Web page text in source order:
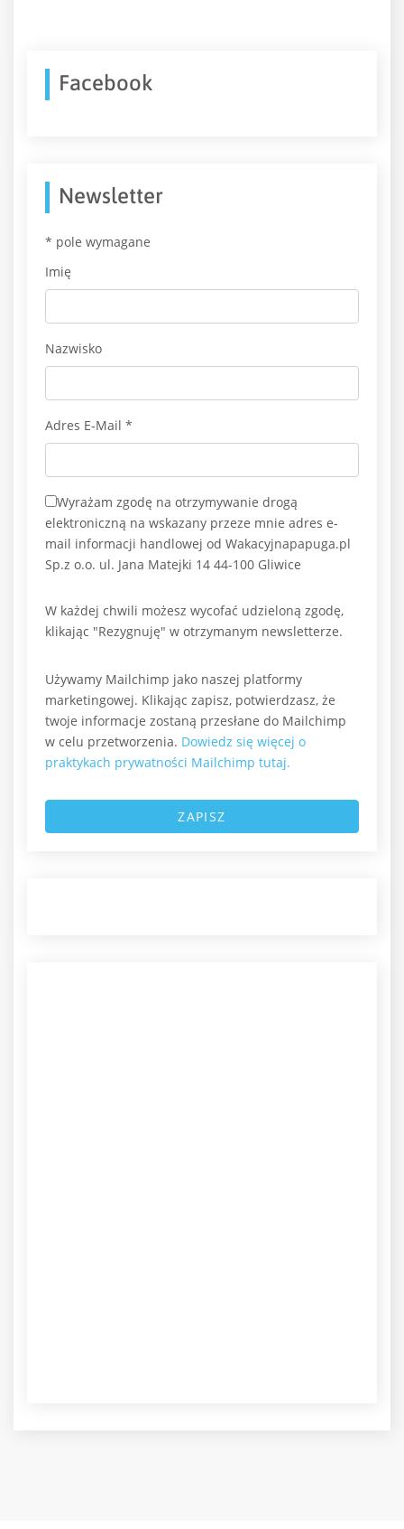
Facebook
Newsletter
* pole wymagane
Imię
Nazwisko
Adres E-Mail *
Wyrażam zgodę na otrzymywanie drogą
elektroniczną na wskazany przeze mnie adres e-
mail informacji handlowej od Wakacyjnapapuga.pl
Sp.z o.o. ul. Jana Matejki 14 44-100 Gliwice
W każdej chwili możesz wycofać udzieloną zgodę,
klikając "Rezygnuję" w otrzymanym newsletterze.
Używamy Mailchimp jako naszej platformy
marketingowej. Klikając zapisz, potwierdzasz, że
twoje informacje zostaną przesłane do Mailchimp
w celu przetworzenia. Dowiedz się więcej o
praktykach prywatności Mailchimp tutaj.
ZAPISZ